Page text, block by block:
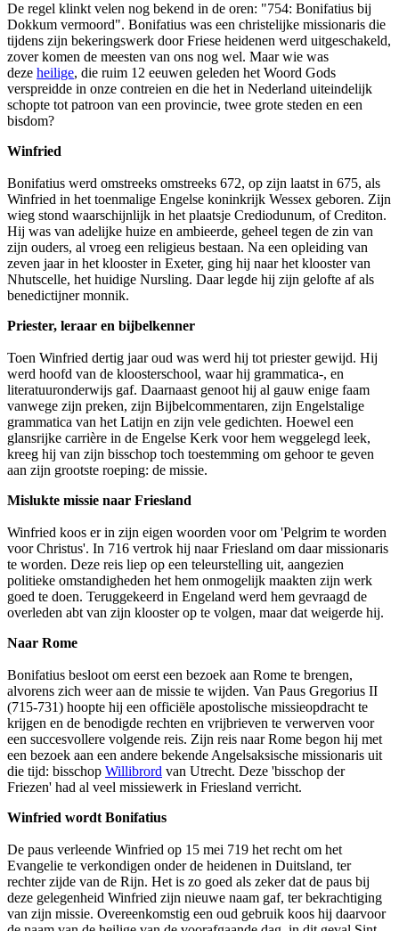
De regel klinkt velen nog bekend in de oren: "754: Bonifatius bij
Dokkum vermoord". Bonifatius was een christelijke missionaris die
tijdens zijn bekeringswerk door Friese heidenen werd uitgeschakeld,
zover komen de meesten van ons nog wel. Maar wie was
deze heilige, die ruim 12 eeuwen geleden het Woord Gods
verspreidde in onze contreien en die het in Nederland uiteindelijk
schopte tot patroon van een provincie, twee grote steden en een
bisdom?
Winfried
Bonifatius werd omstreeks omstreeks 672, op zijn laatst in 675, als
Winfried in het toenmalige Engelse koninkrijk Wessex geboren. Zijn
wieg stond waarschijnlijk in het plaatsje Crediodunum, of Crediton.
Hij was van adelijke huize en ambieerde, geheel tegen de zin van
zijn ouders, al vroeg een religieus bestaan. Na een opleiding van
zeven jaar in het klooster in Exeter, ging hij naar het klooster van
Nhutscelle, het huidige Nursling. Daar legde hij zijn gelofte af als
benedictijner monnik.
Priester, leraar en bijbelkenner
Toen Winfried dertig jaar oud was werd hij tot priester gewijd. Hij
werd hoofd van de kloosterschool, waar hij grammatica-, en
literatuuronderwijs gaf. Daarnaast genoot hij al gauw enige faam
vanwege zijn preken, zijn Bijbelcommentaren, zijn Engelstalige
grammatica van het Latijn en zijn vele gedichten. Hoewel een
glansrijke carrière in de Engelse Kerk voor hem weggelegd leek,
kreeg hij van zijn bisschop toch toestemming om gehoor te geven
aan zijn grootste roeping: de missie.
Mislukte missie naar Friesland
Winfried koos er in zijn eigen woorden voor om 'Pelgrim te worden
voor Christus'. In 716 vertrok hij naar Friesland om daar missionaris
te worden. Deze reis liep op een teleurstelling uit, aangezien
politieke omstandigheden het hem onmogelijk maakten zijn werk
goed te doen. Teruggekeerd in Engeland werd hem gevraagd de
overleden abt van zijn klooster op te volgen, maar dat weigerde hij.
Naar Rome
Bonifatius besloot om eerst een bezoek aan Rome te brengen,
alvorens zich weer aan de missie te wijden. Van Paus Gregorius II
(715-731) hoopte hij een officiële apostolische missieopdracht te
krijgen en de benodigde rechten en vrijbrieven te verwerven voor
een succesvollere volgende reis. Zijn reis naar Rome begon hij met
een bezoek aan een andere bekende Angelsaksische missionaris uit
die tijd: bisschop Willibrord van Utrecht. Deze 'bisschop der
Friezen' had al veel missiewerk in Friesland verricht.
Winfried wordt Bonifatius
De paus verleende Winfried op 15 mei 719 het recht om het
Evangelie te verkondigen onder de heidenen in Duitsland, ter
rechter zijde van de Rijn. Het is zo goed als zeker dat de paus bij
deze gelegenheid Winfried zijn nieuwe naam gaf, ter bekrachtiging
van zijn missie. Overeenkomstig een oud gebruik koos hij daarvoor